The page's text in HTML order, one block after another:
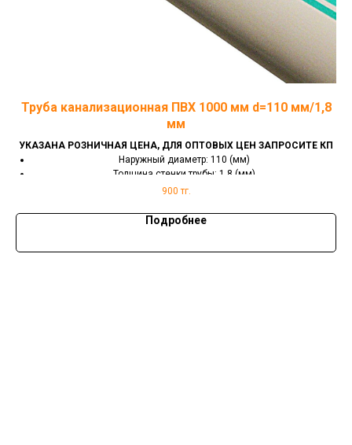
Труба канализационная ПВХ 1000 мм d=110 мм/1,8
мм
УКАЗАНА РОЗНИЧНАЯ ЦЕНА, ДЛЯ ОПТОВЫХ ЦЕН ЗАПРОСИТЕ КП
Наружный диаметр: 110 (мм)
Толщина стенки трубы: 1.8 (мм)
Длина: 1000 (мм)
Способ соединения: раструбное
900 тг.
Подробнее